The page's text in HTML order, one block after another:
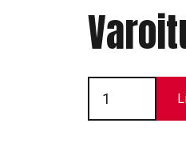
Varoituspylväs
LED
määrä